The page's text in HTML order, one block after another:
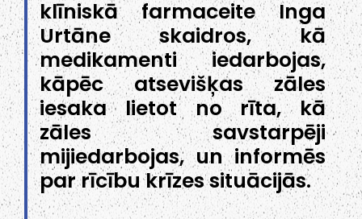
klīniskā farmaceite Inga
Urtāne skaidros, kā
medikamenti iedarbojas,
kāpēc atsevišķas zāles
iesaka lietot no rīta, kā
zāles savstarpēji
mijiedarbojas, un informēs
par rīcību krīzes situācijās.